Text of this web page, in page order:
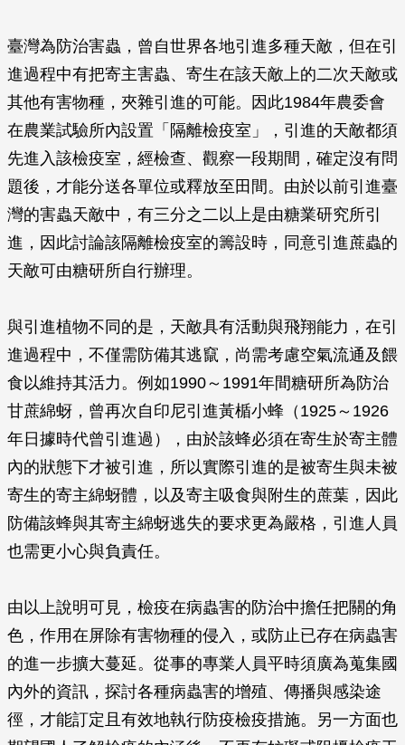
臺灣為防治害蟲，曾自世界各地引進多種天敵，但在引
進過程中有把寄主害蟲、寄生在該天敵上的二次天敵或
其他有害物種，夾雜引進的可能。因此1984年農委會
在農業試驗所內設置「隔離檢疫室」，引進的天敵都須
先進入該檢疫室，經檢查、觀察一段期間，確定沒有問
題後，才能分送各單位或釋放至田間。由於以前引進臺
灣的害蟲天敵中，有三分之二以上是由糖業研究所引
進，因此討論該隔離檢疫室的籌設時，同意引進蔗蟲的
天敵可由糖研所自行辦理。
與引進植物不同的是，天敵具有活動與飛翔能力，在引
進過程中，不僅需防備其逃竄，尚需考慮空氣流通及餵
食以維持其活力。例如1990～1991年間糖研所為防治
甘蔗綿蚜，曾再次自印尼引進黃楯小蜂（1925～1926
年日據時代曾引進過），由於該蜂必須在寄生於寄主體
內的狀態下才被引進，所以實際引進的是被寄生與未被
寄生的寄主綿蚜體，以及寄主吸食與附生的蔗葉，因此
防備該蜂與其寄主綿蚜逃失的要求更為嚴格，引進人員
也需更小心與負責任。
由以上說明可見，檢疫在病蟲害的防治中擔任把關的角
色，作用在屏除有害物種的侵入，或防止已存在病蟲害
的進一步擴大蔓延。從事的專業人員平時須廣為蒐集國
內外的資訊，探討各種病蟲害的增殖、傳播與感染途
徑，才能訂定且有效地執行防疫檢疫措施。另一方面也